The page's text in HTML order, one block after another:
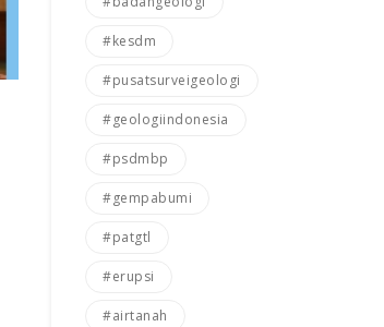
#kesdm
#pusatsurveigeologi
#geologiindonesia
#psdmbp
#gempabumi
#patgtl
#erupsi
#airtanah